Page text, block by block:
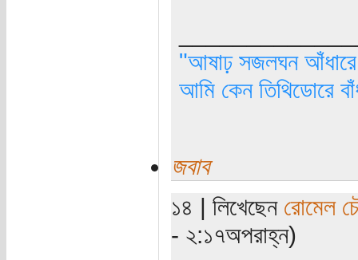
"আষাঢ় সজলঘন আঁধারে,
আমি কেন তিথিডোরে
জবাব
১৪ | লিখেছেন রোমেল
- ২:১৭অপরাহ্ন)